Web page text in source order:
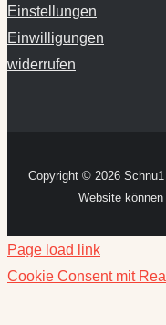
Einstellungen
Einwilligungen
widerrufen
Copyright © 2026
Website
Page load link
Cookie Consent mit